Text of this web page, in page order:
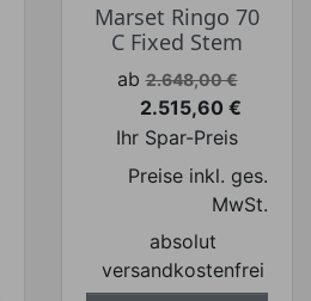
Marset Ringo 70
C Fixed Stem
Verkaufspreis
ab 2.648,00 €
Preis
2.515,60 €
Ihr Spar-Preis
Preise inkl. ges.
MwSt.
absolut
versandkostenfrei